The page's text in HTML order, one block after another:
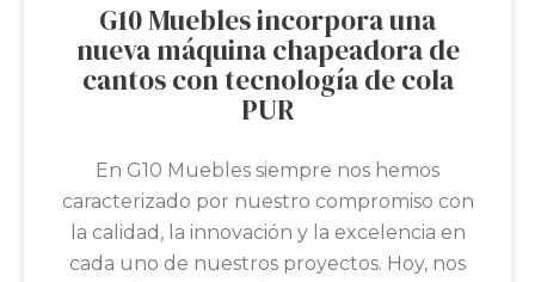
G10 Muebles incorpora una
nueva máquina chapeadora de
cantos con tecnología de cola
PUR
En G10 Muebles siempre nos hemos
caracterizado por nuestro compromiso con
la calidad, la innovación y la excelencia en
cada uno de nuestros proyectos. Hoy, nos